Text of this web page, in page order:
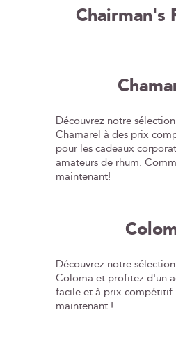
Chairman's
Découvrez notre
Chamarel à des prix
pour les cadeaux
amateurs de rhum.
maintenant!
Découvrez notre
Coloma et profitez d'un
facile et à prix
maintenant !